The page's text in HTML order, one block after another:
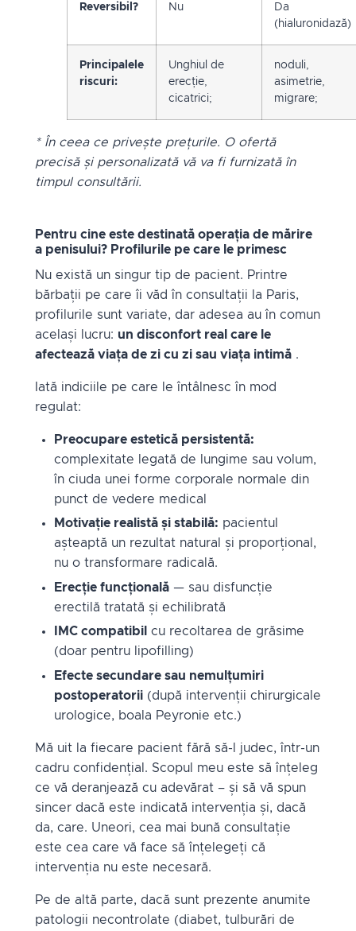
Reversibil? Nu
Da
(hialuronidază)
Principalele
riscuri:
Unghiul de
erecție,
cicatrici;
noduli,
asimetrie,
migrare;
* În ceea ce privește prețurile. O ofertă
precisă și personalizată vă va fi furnizată în
timpul consultării.
Pentru cine este destinată operația de mărire
a penisului? Profilurile pe care le primesc
Nu există un singur tip de pacient. Printre
bărbații pe care îi văd în consultații la Paris,
profilurile sunt variate, dar adesea au în comun
același lucru: un disconfort real care le
afectează viața de zi cu zi sau viața intimă .
Iată indiciile pe care le întâlnesc în mod
regulat:
Preocupare estetică persistentă:
complexitate legată de lungime sau volum,
în ciuda unei forme corporale normale din
punct de vedere medical
Motivație realistă și stabilă: pacientul
așteaptă un rezultat natural și proporțional,
nu o transformare radicală.
Erecție funcțională — sau disfuncție
erectilă tratată și echilibrată
IMC compatibil cu recoltarea de grăsime
(doar pentru lipofilling)
Efecte secundare sau nemulțumiri
postoperatorii (după intervenții chirurgicale
urologice, boala Peyronie etc.)
Mă uit la fiecare pacient fără să-l judec, într-un
cadru confidențial. Scopul meu este să înțeleg
ce vă deranjează cu adevărat – și să vă spun
sincer dacă este indicată intervenția și, dacă
da, care. Uneori, cea mai bună consultație
este cea care vă face să înțelegeți că
intervenția nu este necesară.
Pe de altă parte, dacă sunt prezente anumite
patologii necontrolate (diabet, tulburări de